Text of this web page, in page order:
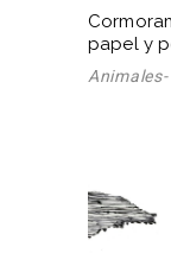
papel y